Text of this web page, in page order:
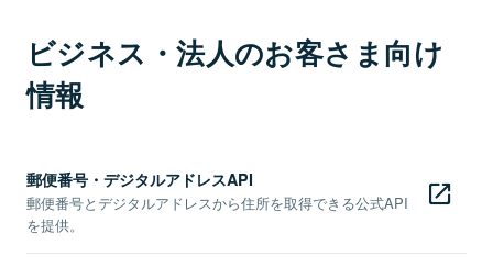
ビジネス・法人のお客さま向け
情報
郵便番号・デジタルアドレスAPI
郵便番号とデジタルアドレスから住所を取得できる公式API
を提供。